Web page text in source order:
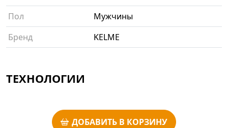
Пол
Мужчины
Бренд
KELME
ТЕХНОЛОГИИ
ДОБАВИТЬ В КОРЗИНУ